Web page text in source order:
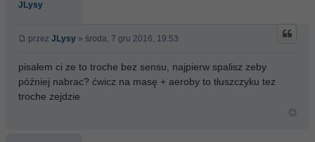
JLysy
przez JLysy » środa, 7 gru 2016, 19:53
pisałem ci ze to troche bez sensu, najpierw spalisz zeby
później nabrac? ćwicz na masę + aeroby to tłuszczyku tez
troche zejdzie